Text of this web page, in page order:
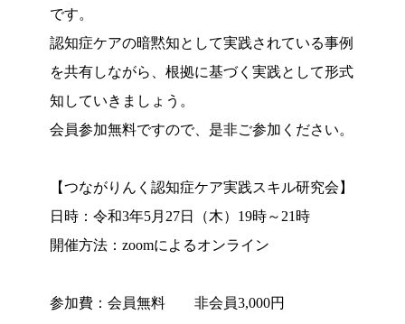
です。
認知症ケアの暗黙知として実践されている事例
を共有しながら、根拠に基づく実践として形式
知していきましょう。
会員参加無料ですので、是非ご参加ください。
【つながりんく認知症ケア実践スキル研究会】
日時：令和3年5月27日（木）19時～21時
開催方法：zoomによるオンライン
参加費：会員無料 非会員3,000円